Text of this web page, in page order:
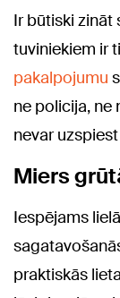
Ir būtiski zināt
tuviniekiem ir
pakalpojumu
ne policija, ne
nevar
Miers
Iespējams
praktiskās